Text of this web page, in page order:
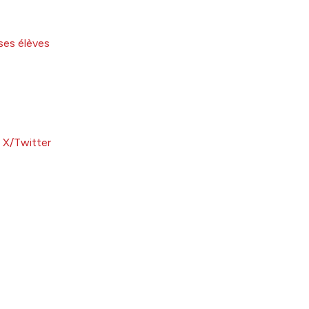
élèves
X/Twitter